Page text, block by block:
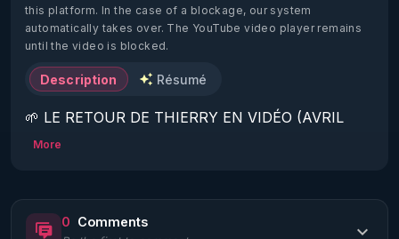
this platform. In the case of a blockage, our system
automatically takes over. The YouTube video player remains
until the video is blocked.
Description Résumé
🌱 LE RETOUR DE THIERRY EN VIDÉO (AVRIL
2022)!
https://www.rgnr.fr/presentation.html
More
0 Comments